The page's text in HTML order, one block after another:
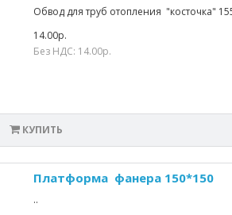
Обвод для труб отопления "косточка"
14.00р.
Без НДС: 14.00р.
КУПИТЬ
Платформа фанера 150*150
..